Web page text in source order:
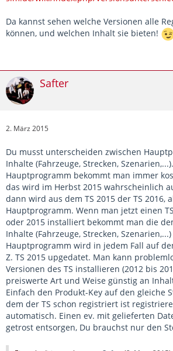
Da kannst sehen welche Versionen alle
können, und welchen Inhalt sie bieten!
Safter
2. März 2015
Du musst unterscheiden zwischen
Inhalte (Fahrzeuge, Strecken,
Hauptprogramm bekommt man immer
das wird im Herbst 2015 wahrscheinlich
dann wird aus dem TS 2015 der TS 2016,
Hauptprogramm. Wenn man jetzt einen
oder 2015 installiert bekommt man die
Inhalte (Fahrzeuge, Strecken,
Hauptprogramm wird in jedem Fall auf
Z. TS 2015 upgedatet. Man kann
Versionen des TS installieren (2012 bis
preiswerte Art und Weise günstig an
Einfach den Produkt-Key auf den gleiche
dem der TS schon registriert ist
automatisch. Einen ev. mit gelieferten
getrost entsorgen, Du brauchst nur den